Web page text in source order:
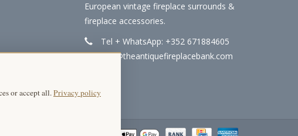
European vintage fireplace surrounds &
fireplace accessories.
Tel + WhatsApp: +352 671884605
info@theantiquefireplacebank.com
or accept all.Privacy policy